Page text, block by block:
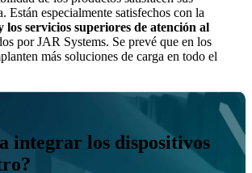
Están especialmente satisfechos con la
los servicios superiores de atención al
por JAR Systems. Se prevé que en los
más soluciones de carga en todo el
integrar los dispositivos